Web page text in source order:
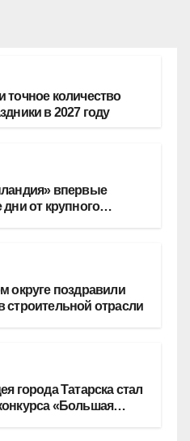
точное количество
в 2027 году
впервые
дни от крупного
округе поздравили
строительной отрасли
города Татарска стал
«Большая